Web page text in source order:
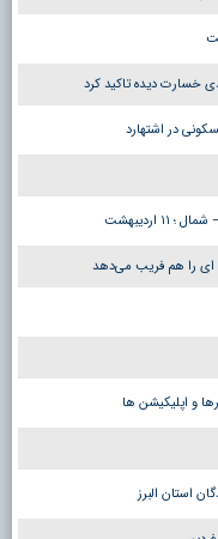
خسارت دیده تاکید کرد
ای را هم فریب می‌دهد
و اپلیکیشن ها